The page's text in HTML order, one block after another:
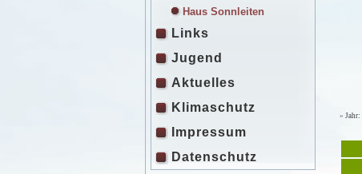
Haus Sonnleiten
Links
Jugend
Aktuelles
Klimaschutz
Impressum
Datenschutz
» Jahr: